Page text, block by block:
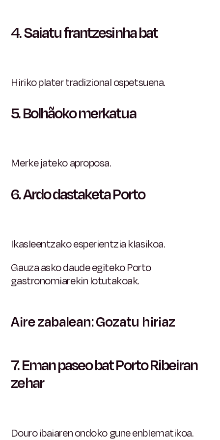
4. Saiatu frantzesinha bat
Hiriko plater tradizional ospetsuena.
5.Bolhãoko merkatua
Merke jateko aproposa.
6. Ardo dastaketa Porto
Ikasleentzako esperientzia klasikoa.
Gauza asko daude egiteko Porto
gastronomiarekin lotutakoak.
Aire zabalean: Gozatu hiriaz
7. Eman paseo batPorto Ribeiran
zehar
Douro ibaiaren ondoko gune enblematikoa.